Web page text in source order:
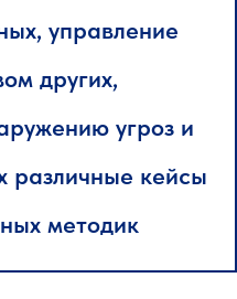
управление
других,
угроз и
кейсы
методик